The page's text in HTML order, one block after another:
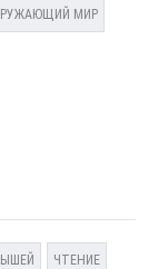
МИР
ЧТЕНИЕ